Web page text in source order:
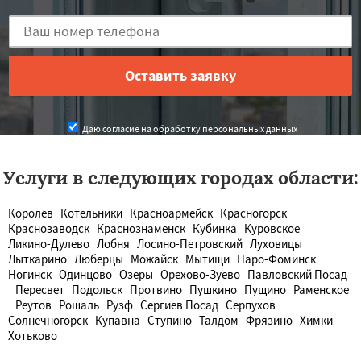
Даю согласие на обработку персональных данных
Услуги в следующих городах области:
Королев Котельники Красноармейск Красногорск
Краснозаводск Краснознаменск Кубинка Куровское
Ликино-Дулево Лобня Лосино-Петровский Луховицы
Лыткарино Люберцы Можайск Мытищи Наро-Фоминск
Ногинск Одинцово Озеры Орехово-Зуево Павловский Посад
Пересвет Подольск Протвино Пушкино Пущино Раменское
Реутов Рошаль Рузф Сергиев Посад Серпухов
Солнечногорск Купавна Ступино Талдом Фрязино Химки
Хотьково